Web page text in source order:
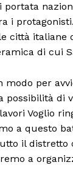
portata
i
città italiane
di cui
modo per
possibilità di
Voglio
a questo
il distretto
a